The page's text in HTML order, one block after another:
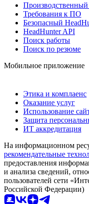
Производственный
Требования к ПО
Безопасный
HeadHunter API
Поиск работы
Поиск по резюме
Мобильное приложение
Этика и комплаенс
Оказание услуг
Использование
Защита
ИТ аккредитация
На информационном
рекомендательные
предоставления
и анализа сведений,
пользователей сети
Российской Федерации)